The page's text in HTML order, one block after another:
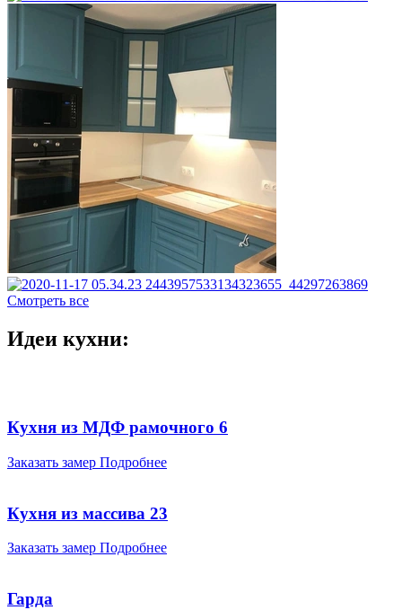
Смотреть все
Идеи кухни:
Кухня из МДФ рамочного 6
Заказать замер Подробнее
Кухня из массива 23
Заказать замер Подробнее
Гарда